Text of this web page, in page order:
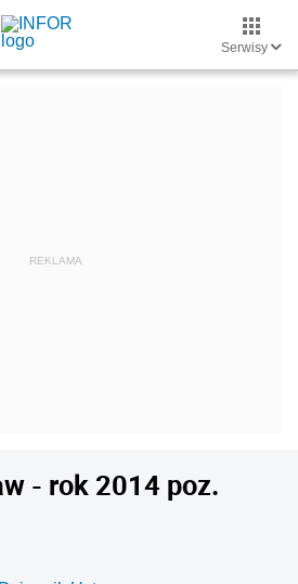
Serwisy
- rok 2014 poz.